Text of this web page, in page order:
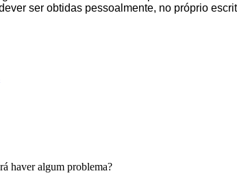
ser obtidas pessoalmente, no próprio
haver algum problema?